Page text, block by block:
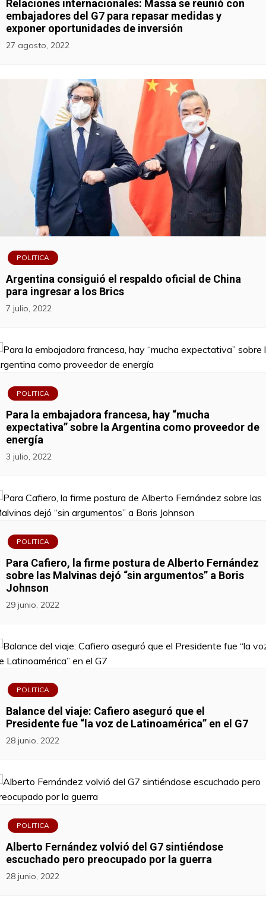
Relaciones internacionales: Massa se reunió con
embajadores del G7 para repasar medidas y
exponer oportunidades de inversión
27 agosto, 2022
POLITICA
Argentina consiguió el respaldo oficial de China
para ingresar a los Brics
7 julio, 2022
POLITICA
Para la embajadora francesa, hay “mucha
expectativa” sobre la Argentina como proveedor de
energía
3 julio, 2022
POLITICA
Para Cafiero, la firme postura de Alberto Fernández
sobre las Malvinas dejó “sin argumentos” a Boris
Johnson
29 junio, 2022
POLITICA
Balance del viaje: Cafiero aseguró que el
Presidente fue “la voz de Latinoamérica” en el G7
28 junio, 2022
POLITICA
Alberto Fernández volvió del G7 sintiéndose
escuchado pero preocupado por la guerra
28 junio, 2022